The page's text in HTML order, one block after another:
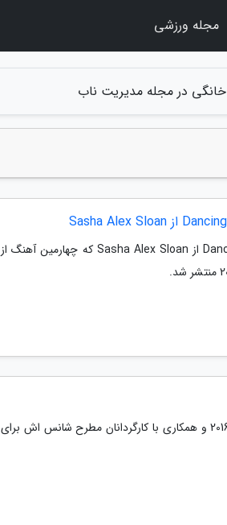
در مجله مدیریت ناب
متن و ترجمه آهنگ Dancing With Your Ghost از Sasha Alex Sloan که چهارمین آهنگ از
آمازون می خواهد با فراوری 16 فیلم در سال 2016 و همکاری با کارگردانان مطرح شانس اش برای
مجله ورزشی